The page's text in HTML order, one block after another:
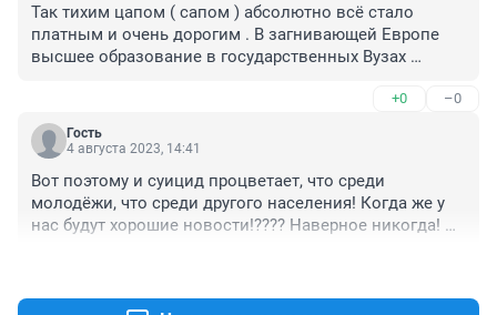
Так тихим цапом ( сапом ) абсолютно всё стало
платным и очень дорогим . В загнивающей Европе
высшее образование в государственных Вузах
берут всех , КТО ХОЧЕТ -типа нужно уважать желание
человека получать знания , а потом идёт отбор ( кто
не сможет учиться -сам уходит ) и в итого всего 5-7 %
так как требования высокие , никто не списывает и
не хитрит на экзаменах ,в дипломных работах плагиат
отсутствует ( студентам это даже в голову не
бесплатное по страховке, причем даже лекарства по
+0 –0
Гость
4 августа 2023, 14:41
Вот поэтому и суицид процветает, что среди
молодёжи, что среди другого населения! Когда же у
нас будут хорошие новости!???? Наверное никогда!